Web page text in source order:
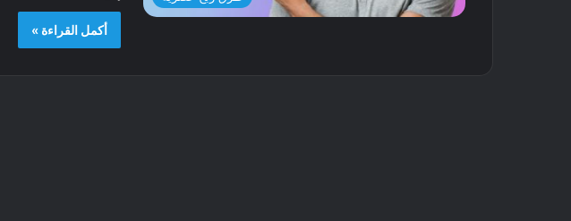
أكمل القراءة »